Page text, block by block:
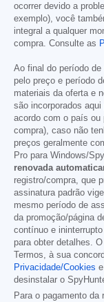
ocorrer devido a
exemplo), você
integral a qualquer
compra. Consulte as
Ao final do período
pelo preço e período
materiais da oferta e
são incorporados
acordo com o país ou
compra), caso não
preços geralmente
Pro para Windows/
renovada
registro/compra, que
assinatura padrão
mesmo período de
da promoção/página
contínuo e
para obter detalhes.
Termos, à sua
Privacidade/Cookies e
desinstalar o
Para o pagamento